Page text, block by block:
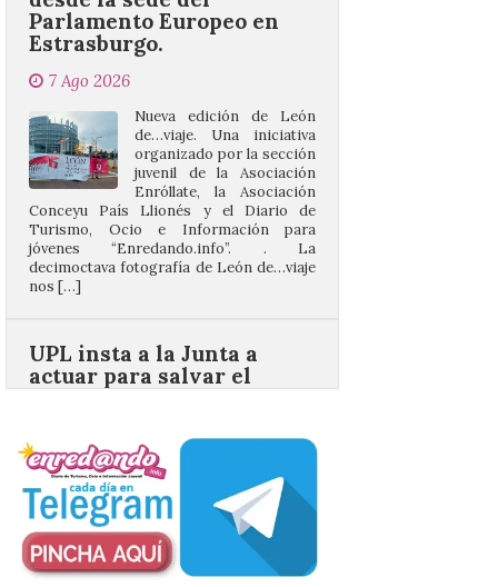
7 Ago 2026
Nueva edición de León
juvenil de la Asociación
Enróllate, la Asociación
Conceyu País Llionés y el Diario de
Turismo, Ocio e Información para
jóvenes “Enredando.info”. . La
decimoctava fotografía de León de…viaje
nos […]
UPL insta a la Junta a
BIC en estado de ruina
7 Ago 2026
Cultural abandonado
desde 1949. Los
procuradores leonesistas
plantean que la Junta
contacte cuanto antes con los
propietarios para exigirles medidas
inmediatas que frenen el deterioro y el
riesgo de colapso. Los procuradores de